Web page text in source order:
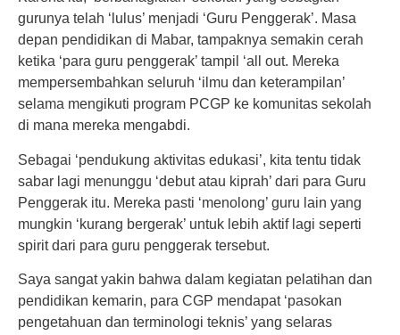
gurunya telah ‘lulus’ menjadi ‘Guru Penggerak’. Masa
depan pendidikan di Mabar, tampaknya semakin cerah
ketika ‘para guru penggerak’ tampil ‘all out. Mereka
mempersembahkan seluruh ‘ilmu dan keterampilan’
selama mengikuti program PCGP ke komunitas sekolah
di mana mereka mengabdi.
Sebagai ‘pendukung aktivitas edukasi’, kita tentu tidak
sabar lagi menunggu ‘debut atau kiprah’ dari para Guru
Penggerak itu. Mereka pasti ‘menolong’ guru lain yang
mungkin ‘kurang bergerak’ untuk lebih aktif lagi seperti
spirit dari para guru penggerak tersebut.
Saya sangat yakin bahwa dalam kegiatan pelatihan dan
pendidikan kemarin, para CGP mendapat ‘pasokan
pengetahuan dan terminologi teknis’ yang selaras